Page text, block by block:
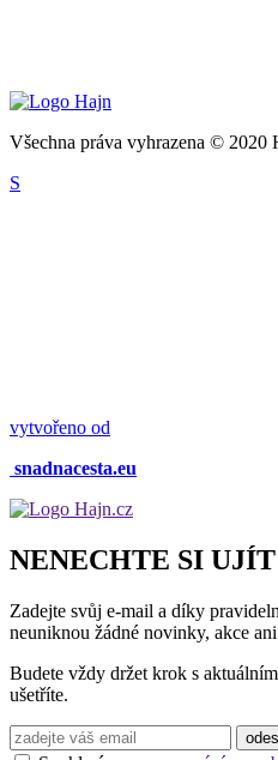
Všechna práva vyhrazena © 2020
S
vytvořeno od
snadnacesta.eu
NENECHTE SI
Zadejte svůj e-mail a díky
neuniknou žádné novinky, akce
Budete vždy držet krok s
ušetříte.